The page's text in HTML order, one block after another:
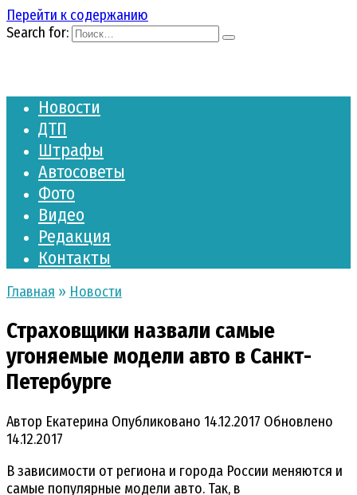
Перейти к содержанию
Search for:
Новости
ДТП
Штрафы
Автосоветы
Фото
Видео
Редакция
Контакты
Главная » Новости
Страховщики назвали самые
угоняемые модели авто в Санкт-
Петербурге
Автор Екатерина Опубликовано 14.12.2017 Обновлено
14.12.2017
В зависимости от региона и города России меняются и
самые популярные модели авто. Так, в